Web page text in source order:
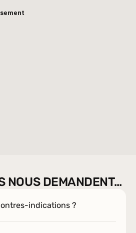
NOUS DEMANDENT…
indications ?